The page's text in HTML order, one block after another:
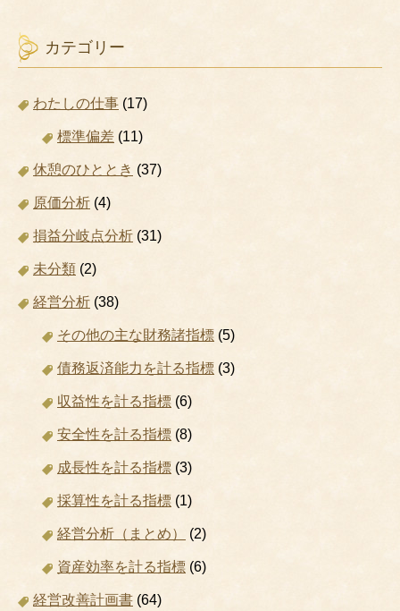
カテゴリー
わたしの仕事 (17)
標準偏差 (11)
休憩のひととき (37)
原価分析 (4)
損益分岐点分析 (31)
未分類 (2)
経営分析 (38)
その他の主な財務諸指標 (5)
債務返済能力を計る指標 (3)
収益性を計る指標 (6)
安全性を計る指標 (8)
成長性を計る指標 (3)
採算性を計る指標 (1)
経営分析（まとめ） (2)
資産効率を計る指標 (6)
経営改善計画書 (64)